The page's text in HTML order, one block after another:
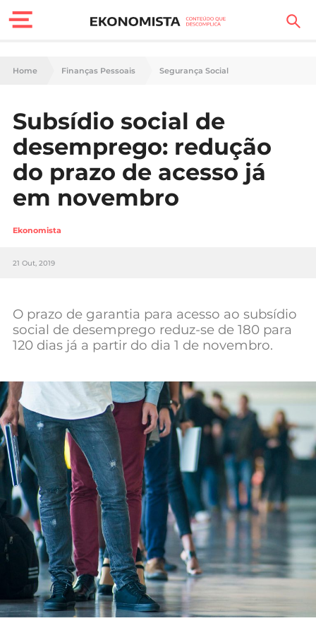
Finanças Pessoais
Carreira
Casa
Lifestyle
Sociedade
Tecnologia
Negócios
Mundial 2026
Home Finanças Pessoais Segurança Social
Subsídio social de
desemprego: redução
do prazo de acesso já
em novembro
Ekonomista
21 Out, 2019
O prazo de garantia para acesso ao subsídio
social de desemprego reduz-se de 180 para
120 dias já a partir do dia 1 de novembro.